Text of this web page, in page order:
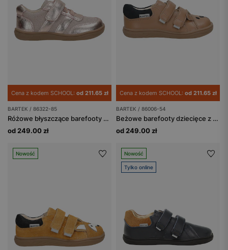
Cena z kodem SCHOOL: od 211.65 zł
BARTEK / 86322-85
Różowe błyszczące barefooty dziewczęce BARTEK 86322-85
od 249.00 zł
Cena z kodem SCHOOL: od 211.65 zł
BARTEK / 86006-54
Beżowe barefooty dziecięce z misiem na nosku BARTEK 86006-54
od 249.00 zł
Nowość Nowość
Tylko online